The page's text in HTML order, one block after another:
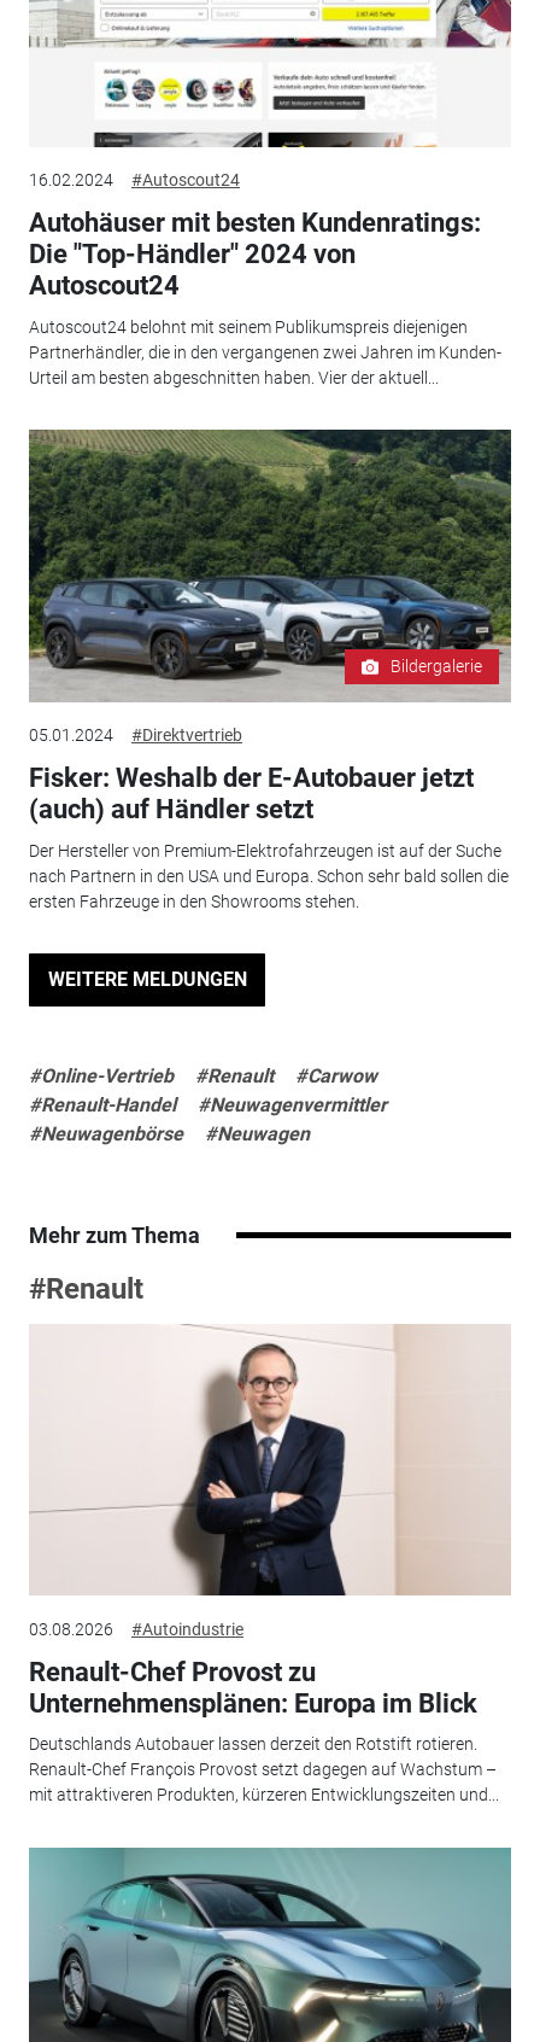
16.02.2024 #Autoscout24
Autohäuser mit besten Kundenratings:
Die "Top-Händler" 2024 von
Autoscout24
Autoscout24 belohnt mit seinem Publikumspreis diejenigen
Partnerhändler, die in den vergangenen zwei Jahren im Kunden-
Urteil am besten abgeschnitten haben. Vier der aktuell...
Bildergalerie
05.01.2024 #Direktvertrieb
Fisker: Weshalb der E-Autobauer jetzt
(auch) auf Händler setzt
Der Hersteller von Premium-Elektrofahrzeugen ist auf der Suche
nach Partnern in den USA und Europa. Schon sehr bald sollen die
ersten Fahrzeuge in den Showrooms stehen.
WEITERE MELDUNGEN
#Online-Vertrieb #Renault
#Carwow
#Renault-Handel
#Neuwagenvermittler
#Neuwagenbörse
#Neuwagen
Mehr zum Thema
#Renault
03.08.2026 #Autoindustrie
Renault-Chef Provost zu
Unternehmensplänen: Europa im Blick
Deutschlands Autobauer lassen derzeit den Rotstift rotieren.
Renault-Chef François Provost setzt dagegen auf Wachstum –
mit attraktiveren Produkten, kürzeren Entwicklungszeiten und...